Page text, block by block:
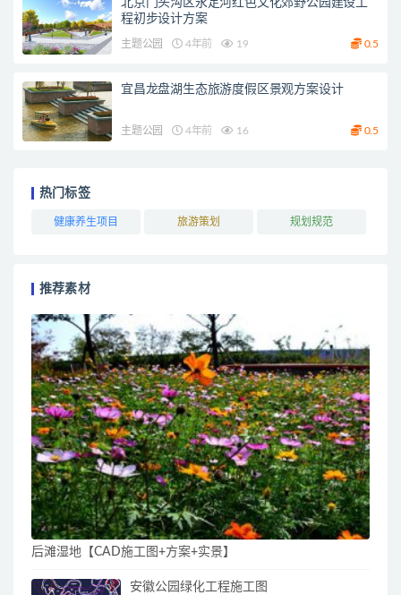
北京门头沟区永定河红色文化郊野公园建设工
程初步设计方案
主题公园 4年前 19 0.5
宜昌龙盘湖生态旅游度假区景观方案设计
主题公园 4年前 16 0.5
热门标签
健康养生项目 旅游策划 规划规范
推荐素材
后滩湿地【CAD施工图+方案+实景】
安徽公园绿化工程施工图